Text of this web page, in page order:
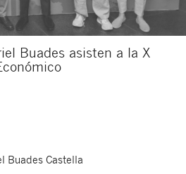
Buades asisten a la X
Buades Castella